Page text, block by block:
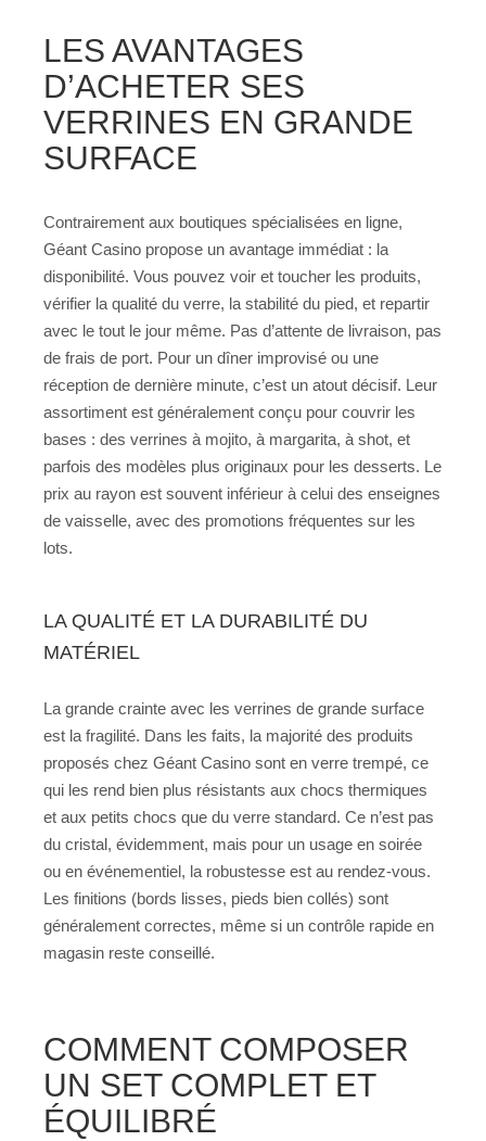
LES AVANTAGES
D’ACHETER SES
VERRINES EN GRANDE
SURFACE
Contrairement aux boutiques spécialisées en ligne,
Géant Casino propose un avantage immédiat : la
disponibilité. Vous pouvez voir et toucher les produits,
vérifier la qualité du verre, la stabilité du pied, et repartir
avec le tout le jour même. Pas d’attente de livraison, pas
de frais de port. Pour un dîner improvisé ou une
réception de dernière minute, c’est un atout décisif. Leur
assortiment est généralement conçu pour couvrir les
bases : des verrines à mojito, à margarita, à shot, et
parfois des modèles plus originaux pour les desserts. Le
prix au rayon est souvent inférieur à celui des enseignes
de vaisselle, avec des promotions fréquentes sur les
lots.
LA QUALITÉ ET LA DURABILITÉ DU
MATÉRIEL
La grande crainte avec les verrines de grande surface
est la fragilité. Dans les faits, la majorité des produits
proposés chez Géant Casino sont en verre trempé, ce
qui les rend bien plus résistants aux chocs thermiques
et aux petits chocs que du verre standard. Ce n’est pas
du cristal, évidemment, mais pour un usage en soirée
ou en événementiel, la robustesse est au rendez-vous.
Les finitions (bords lisses, pieds bien collés) sont
généralement correctes, même si un contrôle rapide en
magasin reste conseillé.
COMMENT COMPOSER
UN SET COMPLET ET
ÉQUILIBRÉ